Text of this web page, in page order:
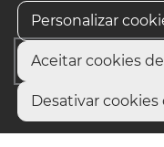
Personalizar
Aceitar cookies
Desativar
Início
SEGUNDA EDIÇÃO DO